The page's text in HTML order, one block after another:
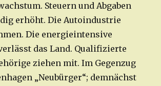
Steuern und Abgaben
erhöht. Die Autoindustrie
Die energieintensive
das Land. Qualifizierte
ziehen mit. Im Gegenzug
„Neubürger“; demnächst